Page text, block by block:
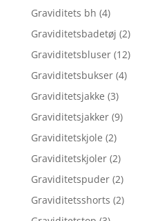
Graviditets bh (4)
Graviditetsbadetøj (2)
Graviditetsbluser (12)
Graviditetsbukser (4)
Graviditetsjakke (3)
Graviditetsjakker (9)
Graviditetskjole (2)
Graviditetskjoler (2)
Graviditetspuder (2)
Graviditetsshorts (2)